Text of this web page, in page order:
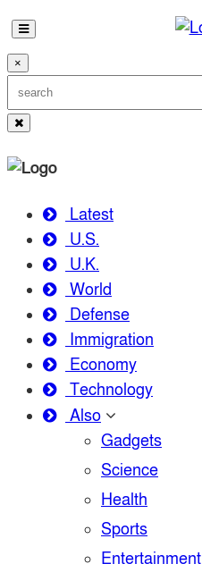
×
Latest
U.S.
U.K.
World
Defense
Immigration
Economy
Technology
Also
Gadgets
Science
Health
Sports
Entertainment